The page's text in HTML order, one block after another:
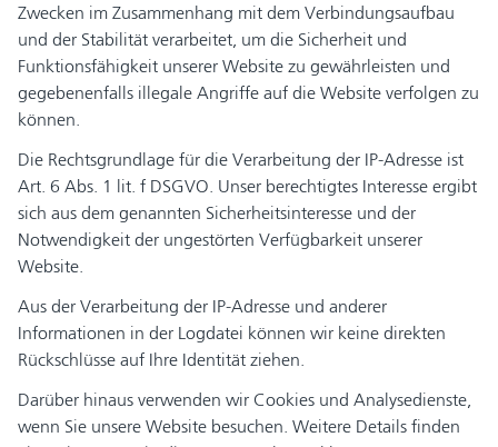
Zwecken im Zusammenhang mit dem Verbindungsaufbau
und der Stabilität verarbeitet, um die Sicherheit und
Funktionsfähigkeit unserer Website zu gewährleisten und
gegebenenfalls illegale Angriffe auf die Website verfolgen zu
können.
Die Rechtsgrundlage für die Verarbeitung der IP-Adresse ist
Art. 6 Abs. 1 lit. f DSGVO. Unser berechtigtes Interesse ergibt
sich aus dem genannten Sicherheitsinteresse und der
Notwendigkeit der ungestörten Verfügbarkeit unserer
Website.
Aus der Verarbeitung der IP-Adresse und anderer
Informationen in der Logdatei können wir keine direkten
Rückschlüsse auf Ihre Identität ziehen.
Darüber hinaus verwenden wir Cookies und Analysedienste,
wenn Sie unsere Website besuchen. Weitere Details finden